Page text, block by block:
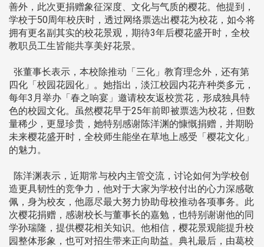
善外，此次更捐赠象征深度、文化与气质的樱花。他提到，
学校于50周年校庆时，透过网络票选出樱花为校花，如今将
拥有更名副其实的校花景观，期待3年后樱花盛开时，全校
教职员工生皆能共享美好花景。
张董事长表示，本校除推动「三化」教育理念外，还有第
四化「校园花园化」。她指出，淡江校园内花卉种类多元，
每年3月举办「春之响宴」邀请校友返校赏花，形成独具特
色的校园文化。虽然樱花早于25年前即被票选为校花，但数
量稀少，更显珍贵，她特别感谢陈洋渊的慷慨捐赠，并期盼
未来樱花盛开时，全校师生能坐在草地上感受「樱花文化」
的魅力。
陈洋渊表示，近期常与校内主管交流，讨论如何为学校创
造更具韧性的竞争力，他对于大家为学校付出的心力深感敬
佩，身为校友，他愿尽最大努力协助母校推动各项事务。此
次樱花捐赠，感谢校长与董事长的嘉勉，也特别谢谢他的同
学孙瑞隆，提供樱花相关知识。他相信，樱花景观能提升校
园整体形象，也可对招生带来正向助益。典礼最后，由葛校